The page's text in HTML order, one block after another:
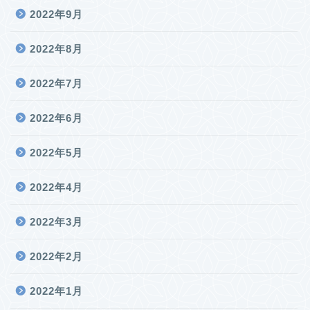
2022年9月
2022年8月
2022年7月
2022年6月
2022年5月
2022年4月
2022年3月
2022年2月
2022年1月